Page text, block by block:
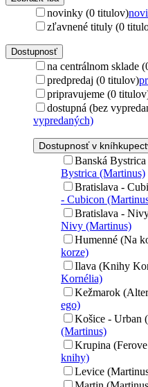
novinky (0 titulov)
zľavnené tituly (0
Dostupnosť
na centrálnom sklade
predpredaj (0 titulov)
pripravujeme (0
dostupná (bez
vypredaných)
Dostupnosť v
Banská
Bystrica (Martinus)
Bratislava -
- Cubicon
Bratislava -
Nivy (Martinus)
Humenné (Na
korze)
Ilava (Knihy
Kornélia)
Kežmarok
ego)
Košice - Urban
(Martinus)
Krupina
knihy)
Levice